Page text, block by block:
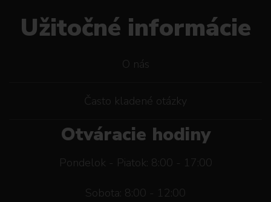
Užitočné informácie
O nás
Často kladené otázky
Otváracie hodiny
Pondelok - Piatok: 8:00 - 17:00
Sobota: 8:00 - 12:00